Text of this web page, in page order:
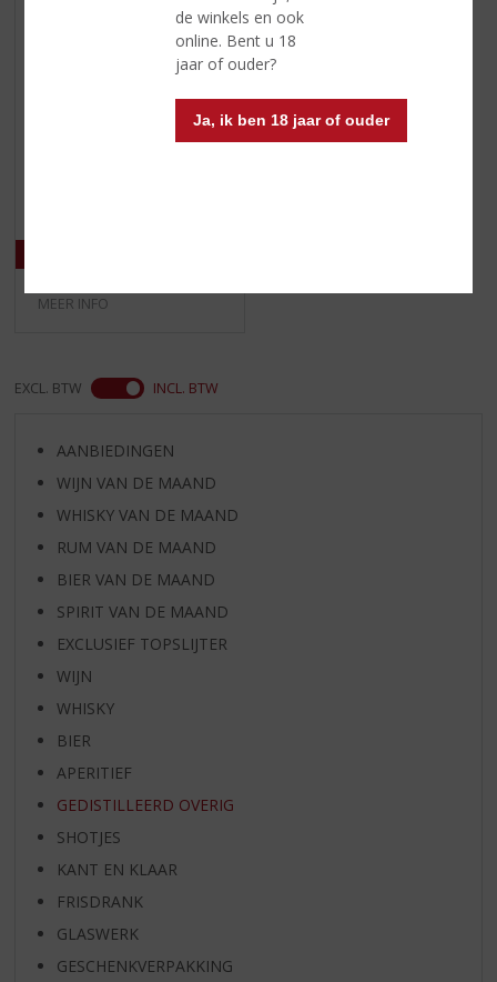
de winkels en ook
online. Bent u 18
jaar of ouder?
Ja, ik ben 18 jaar of ouder
MEER INFO
EXCL. BTW INCL. BTW
AANBIEDINGEN
WIJN VAN DE MAAND
WHISKY VAN DE MAAND
RUM VAN DE MAAND
BIER VAN DE MAAND
SPIRIT VAN DE MAAND
EXCLUSIEF TOPSLIJTER
WIJN
WHISKY
BIER
APERITIEF
GEDISTILLEERD OVERIG
SHOTJES
KANT EN KLAAR
FRISDRANK
GLASWERK
GESCHENKVERPAKKING